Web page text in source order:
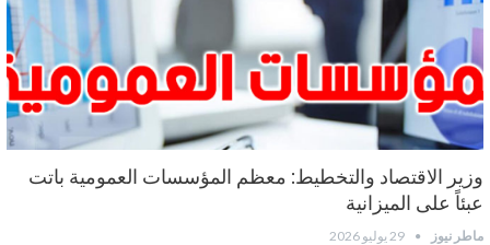
وزير الاقتصاد والتخطيط: معظم المؤسسات العمومية باتت
عبئاً على الميزانية
ماطر نيوز 29 يوليو 2026